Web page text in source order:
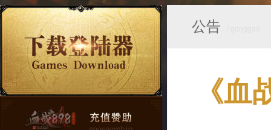
公告
《